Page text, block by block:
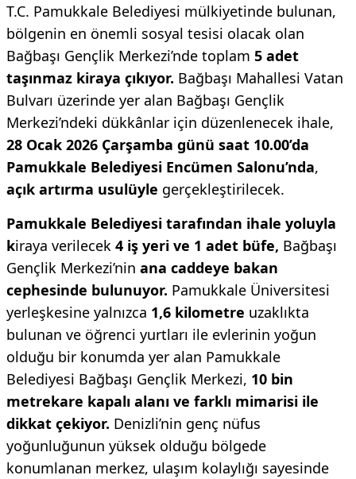
T.C. Pamukkale Belediyesi mülkiyetinde bulunan,
bölgenin en önemli sosyal tesisi olacak olan
Bağbaşı Gençlik Merkezi’nde toplam 5 adet
taşınmaz kiraya çıkıyor. Bağbaşı Mahallesi Vatan
Bulvarı üzerinde yer alan Bağbaşı Gençlik
Merkezi’ndeki dükkânlar için düzenlenecek ihale,
28 Ocak 2026 Çarşamba günü saat 10.00’da
Pamukkale Belediyesi Encümen Salonu’nda,
açık artırma usulüyle gerçekleştirilecek.
Pamukkale Belediyesi tarafından ihale yoluyla
kiraya verilecek 4 iş yeri ve 1 adet büfe, Bağbaşı
Gençlik Merkezi’nin ana caddeye bakan
cephesinde bulunuyor. Pamukkale Üniversitesi
yerleşkesine yalnızca 1,6 kilometre uzaklıkta
bulunan ve öğrenci yurtları ile evlerinin yoğun
olduğu bir konumda yer alan Pamukkale
Belediyesi Bağbaşı Gençlik Merkezi, 10 bin
metrekare kapalı alanı ve farklı mimarisi ile
dikkat çekiyor. Denizli’nin genç nüfus
yoğunluğunun yüksek olduğu bölgede
konumlanan merkez, ulaşım kolaylığı sayesinde